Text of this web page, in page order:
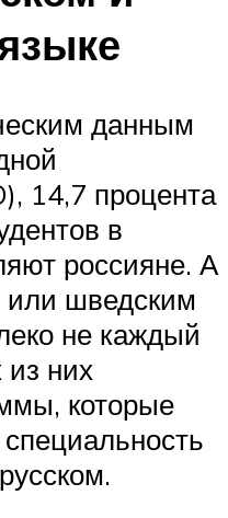
данным
14,7 процента
в
россияне. А
или шведским
не каждый
из них
которые